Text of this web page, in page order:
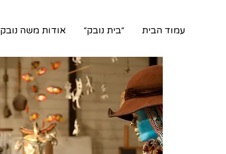
עמוד הבית ״בית נובק״ אודות משה נובק